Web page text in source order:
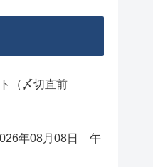
（〆切直前
年08月08日 午